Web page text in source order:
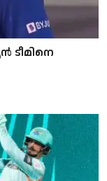
ടീമിനെ